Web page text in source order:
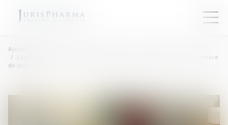
Accueil
Les Français veulent une Europe plus forte et plus protectrice en matière
de santé